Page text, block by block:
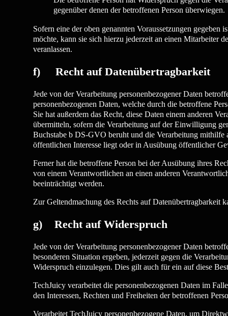
gegenüber denen der betroffenen Person überwiegen.
Sofern eine der oben genannten Voraussetzungen
möchte, kann sie sich hierzu jederzeit an einen Mitarbeiter
veranlassen.
f) Recht auf Datenübertragbarkeit
Jede von der Verarbeitung personenbezogener Daten
personenbezogenen Daten, welche durch die betroffene
Sie hat außerdem das Recht, diese Daten einem anderen
übermitteln, sofern die Verarbeitung auf der Einwilligung
Buchstabe b DS-GVO beruht und die Verarbeitung
öffentlichen Interesse liegt oder in Ausübung öffentlicher
Ferner hat die betroffene Person bei der Ausübung ihres
von einem Verantwortlichen an einen anderen
beeinträchtigt werden.
Zur Geltendmachung des Rechts auf Datenübertragbarkeit
g) Recht auf Widerspruch
Jede von der Verarbeitung personenbezogener Daten
besonderen Situation ergeben, jederzeit gegen die
Widerspruch einzulegen. Dies gilt auch für ein auf diese
TechJuicy verarbeitet die personenbezogenen Daten im
den Interessen, Rechten und Freiheiten der betroffenen
Verarbeitet TechJuicy personenbezogene Daten, um